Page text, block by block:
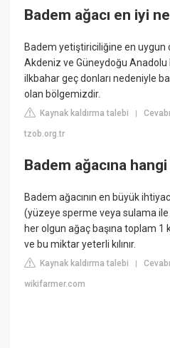
Badem ağacı en iyi
Badem yetiştiriciliğine en uygun
Akdeniz ve Güneydoğu Anadolu
ilkbahar geç donları nedeniyle
olan bölgemizdir.
Kaynak kaldırma talebi |
tzob.org.tr
Badem ağacına
Badem ağacının en büyük
(yüzeye sperme veya sulama
her olgun ağaç başına toplam
ve bu miktar yeterli kılınır.
Kaynak kaldırma talebi |
wikifarmer.com